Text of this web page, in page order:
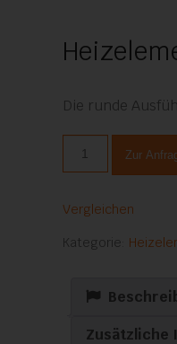
Die runde
Menge
Zur
Vergleichen
Kategorie:
Zusätzliche